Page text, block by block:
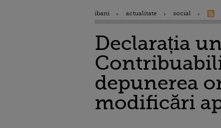
ibani actualitate social
Declarația
depunerea
modificări